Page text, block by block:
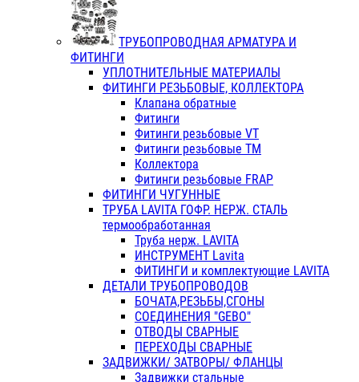
ТРУБОПРОВОДНАЯ АРМАТУРА И
ФИТИНГИ
УПЛОТНИТЕЛЬНЫЕ МАТЕРИАЛЫ
ФИТИНГИ РЕЗЬБОВЫЕ, КОЛЛЕКТОРА
Клапана обратные
Фитинги
Фитинги резьбовые VT
Фитинги резьбовые ТМ
Коллектора
Фитинги резьбовые FRAP
ФИТИНГИ ЧУГУННЫЕ
ТРУБА LAVITA ГОФР. НЕРЖ. СТАЛЬ
термообработанная
Труба нерж. LAVITA
ИНСТРУМЕНТ Lavita
ФИТИНГИ и комплектующие LAVITA
ДЕТАЛИ ТРУБОПРОВОДОВ
БОЧАТА,РЕЗЬБЫ,СГОНЫ
СОЕДИНЕНИЯ "GEBO"
ОТВОДЫ СВАРНЫЕ
ПЕРЕХОДЫ СВАРНЫЕ
ЗАДВИЖКИ/ ЗАТВОРЫ/ ФЛАНЦЫ
Задвижки стальные